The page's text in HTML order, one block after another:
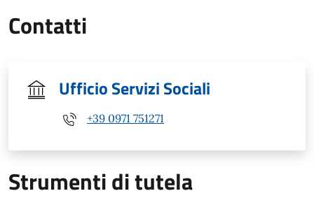
Contatti
Ufficio Servizi Sociali
+39 0971 751271
Strumenti di tutela